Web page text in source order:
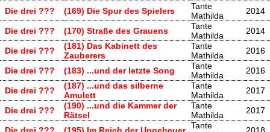
Die drei ??? (169) Die Spur des Spielers
Tante
Mathilda
2014
Die drei ??? (170) Straße des Grauens
Tante
Mathilda
2014
Die drei ???
(181) Das Kabinett des
Zauberers
Tante
Mathilda
2016
Die drei ??? (183) ...und der letzte Song
Tante
Mathilda
2016
Die drei ???
(187) ...und das silberne
Amulett
Tante
Mathilda
2017
Die drei ???
(190) ...und die Kammer der
Rätsel
Tante
Mathilda
2017
Die drei ??? (195) Im Reich der Ungeheuer Tante
2018